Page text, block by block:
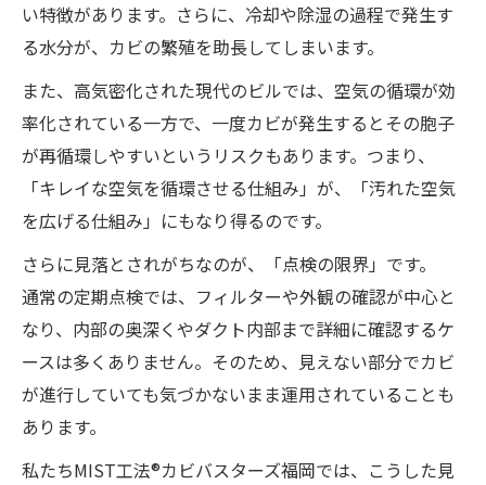
い特徴があります。さらに、冷却や除湿の過程で発生す
る水分が、カビの繁殖を助長してしまいます。
また、高気密化された現代のビルでは、空気の循環が効
率化されている一方で、一度カビが発生するとその胞子
が再循環しやすいというリスクもあります。つまり、
「キレイな空気を循環させる仕組み」が、「汚れた空気
を広げる仕組み」にもなり得るのです。
さらに見落とされがちなのが、「点検の限界」です。
通常の定期点検では、フィルターや外観の確認が中心と
なり、内部の奥深くやダクト内部まで詳細に確認するケ
ースは多くありません。そのため、見えない部分でカビ
が進行していても気づかないまま運用されていることも
あります。
私たちMIST工法®カビバスターズ福岡では、こうした見